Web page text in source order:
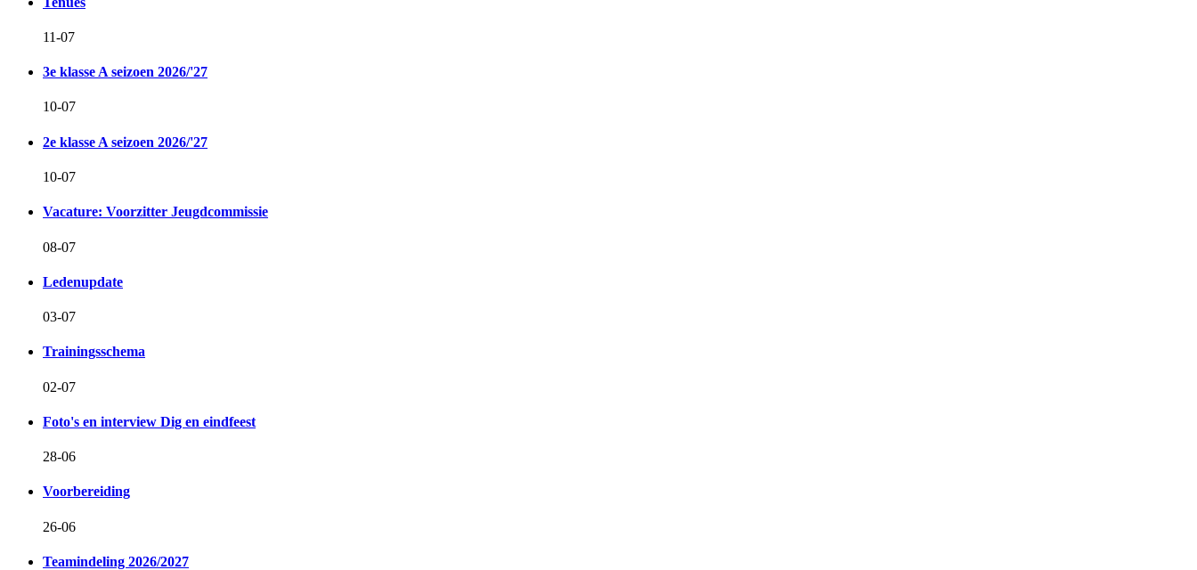
11-07
3e klasse A seizoen 2026/'27
10-07
2e klasse A seizoen 2026/'27
10-07
Vacature: Voorzitter Jeugdcommissie
08-07
Ledenupdate
03-07
Trainingsschema
02-07
Foto's en interview Dig en eindfeest
28-06
Voorbereiding
26-06
Teamindeling 2026/2027